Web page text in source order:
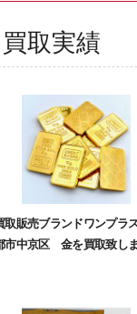
買取実績
取販売ブランドワンプ
市中京区 金を買取致し